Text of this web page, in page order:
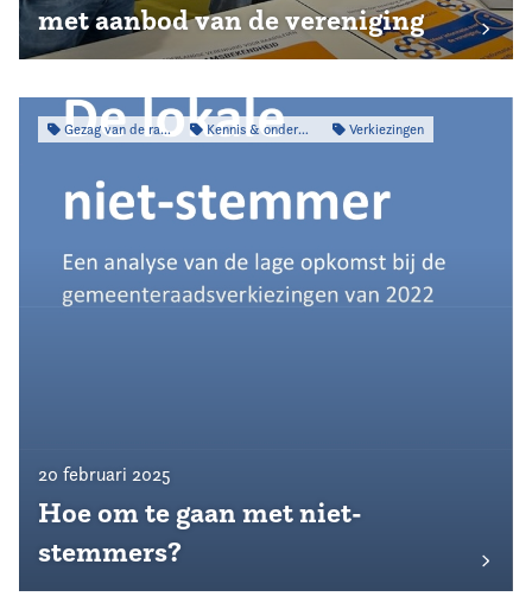
met aanbod van de vereniging
Gezag van de raad Kennis & onderzoek Verkiezingen
20 februari 2025
Hoe om te gaan met niet-
stemmers?